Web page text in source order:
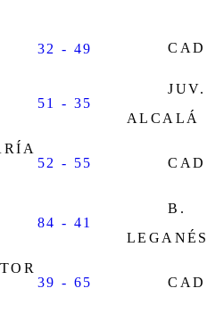
32 - 49
51 - 35
JUV.
ALCALÁ
52 - 55
84 - 41
B.
39 - 65